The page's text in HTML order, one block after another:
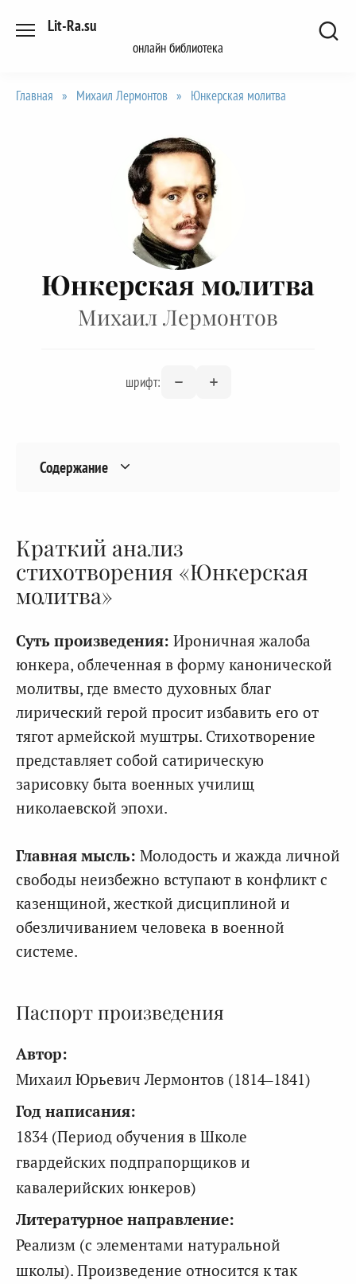
Lit-Ra.su
онлайн библиотека
Главная » Михаил Лермонтов » Юнкерская молитва
Юнкерская молитва
Михаил Лермонтов
шрифт:
Содержание
Краткий анализ
стихотворения «Юнкерская
молитва»
Суть произведения: Ироничная жалоба
юнкера, облеченная в форму канонической
молитвы, где вместо духовных благ
лирический герой просит избавить его от
тягот армейской муштры. Стихотворение
представляет собой сатирическую
зарисовку быта военных училищ
николаевской эпохи.
Главная мысль: Молодость и жажда личной
свободы неизбежно вступают в конфликт с
казенщиной, жесткой дисциплиной и
обезличиванием человека в военной
системе.
Паспорт произведения
Автор:
Михаил Юрьевич Лермонтов (1814–1841)
Год написания:
1834 (Период обучения в Школе
гвардейских подпрапорщиков и
кавалерийских юнкеров)
Литературное направление:
Реализм (с элементами натуральной
школы). Произведение относится к так